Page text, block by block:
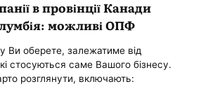
в провінції Канади
можливі ОПФ
Ви оберете, залежатиме від
стосуються саме Вашого бізнесу.
розглянути, включають: